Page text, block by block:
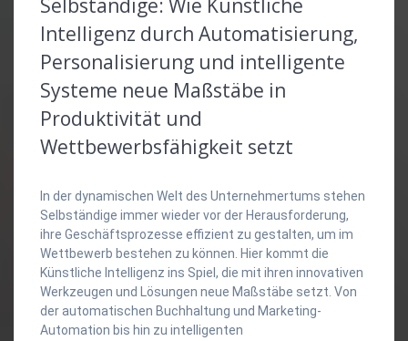
Selbständige: Wie Künstliche
Intelligenz durch Automatisierung,
Personalisierung und intelligente
Systeme neue Maßstäbe in
Produktivität und
Wettbewerbsfähigkeit setzt
In der dynamischen Welt des Unternehmertums stehen
Selbständige immer wieder vor der Herausforderung,
ihre Geschäftsprozesse effizient zu gestalten, um im
Wettbewerb bestehen zu können. Hier kommt die
Künstliche Intelligenz ins Spiel, die mit ihren innovativen
Werkzeugen und Lösungen neue Maßstäbe setzt. Von
der automatischen Buchhaltung und Marketing-
Automation bis hin zu intelligenten